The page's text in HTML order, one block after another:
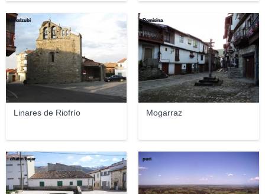
Linares de Riofrío
Mikelzubi
Mogarraz
Remisina
chatin bejar puri